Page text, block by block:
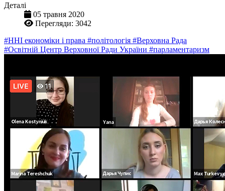
Деталі
05 травня 2020
Перегляди: 3042
#ННІ економіки і права #політологія #Верховна Рада
#Освітній Центр Верховної Ради України #парламентаризм